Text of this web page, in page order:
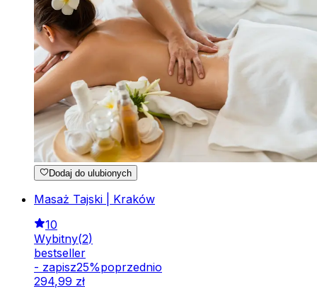
Dodaj do ulubionych
Masaż Tajski | Kraków
10
Wybitny(2)
bestseller
- zapisz25%poprzednio
294,99 zł